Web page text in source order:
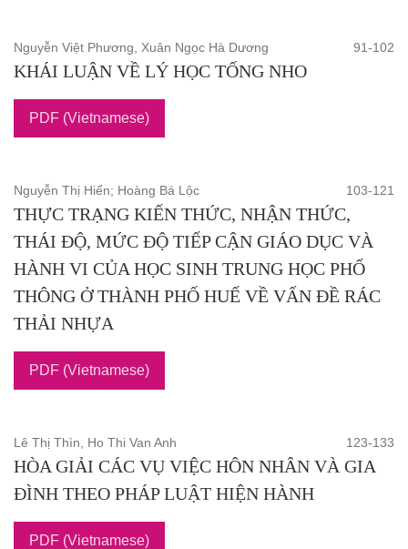
Nguyễn Việt Phương, Xuân Ngọc Hà Dương 91-102
KHÁI LUẬN VỀ LÝ HỌC TỐNG NHO
PDF (Vietnamese)
Nguyễn Thị Hiển; Hoàng Bá Lộc 103-121
THỰC TRẠNG KIẾN THỨC, NHẬN THỨC,
THÁI ĐỘ, MỨC ĐỘ TIẾP CẬN GIÁO DỤC VÀ
HÀNH VI CỦA HỌC SINH TRUNG HỌC PHỔ
THÔNG Ở THÀNH PHỐ HUẾ VỀ VẤN ĐỀ RÁC
THẢI NHỰA
PDF (Vietnamese)
Lê Thị Thìn, Ho Thi Van Anh 123-133
HÒA GIẢI CÁC VỤ VIỆC HÔN NHÂN VÀ GIA
ĐÌNH THEO PHÁP LUẬT HIỆN HÀNH
PDF (Vietnamese)